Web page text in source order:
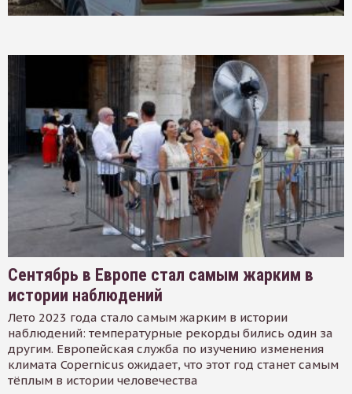
Сентябрь в Европе стал самым жарким в
истории наблюдений
Лето 2023 года стало самым жарким в истории
наблюдений: температурные рекорды бились один за
другим. Европейская служба по изучению изменения
климата Copernicus ожидает, что этот год станет самым
тёплым в истории человечества